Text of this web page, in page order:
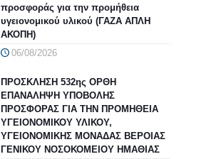
προσφοράς για την προμήθεια
υγειονομικού υλικού (ΓΑΖΑ ΑΠΛΗ
ΑΚΟΠΗ)
06/08/2026
ΠΡΟΣΚΛΗΣΗ 532ης ΟΡΘΗ
ΕΠΑΝΑΛΗΨΗ ΥΠΟΒΟΛΗΣ
ΠΡΟΣΦΟΡΑΣ ΓΙΑ ΤΗΝ ΠΡΟΜΗΘΕΙΑ
ΥΓΕΙΟΝΟΜΙΚΟΥ ΥΛΙΚΟΥ,
ΥΓΕΙΟΝΟΜΙΚΗΣ ΜΟΝΑΔΑΣ ΒΕΡΟΙΑΣ
ΓΕΝΙΚΟΥ ΝΟΣΟΚΟΜΕΙΟΥ ΗΜΑΘΙΑΣ